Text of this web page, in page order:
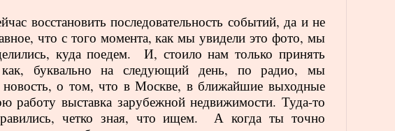
восстановить последовательность событий, да и не
что с того момента, как мы увидели это фото, мы
куда поедем.
И, стоило нам только принять
буквально на следующий день, по радио, мы
о том, что в Москве, в ближайшие выходные
работу выставка зарубежной недвижимости. Туда-то
четко зная, что ищем.
А когда ты точно